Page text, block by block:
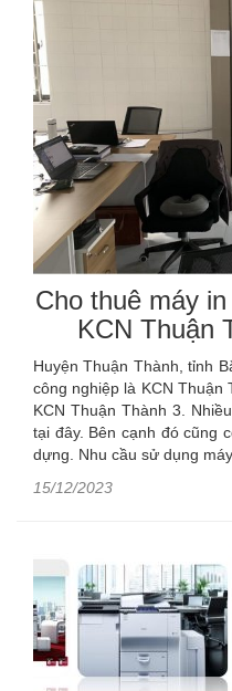
Cho thuê máy
KCN Thuận
Huyện Thuận Thành, tỉnh
công nghiệp là KCN Thuận
KCN Thuận Thành 3.
tại đây. Bên cạnh đó cũng
dựng. Nhu cầu sử dụng
15/12/2023